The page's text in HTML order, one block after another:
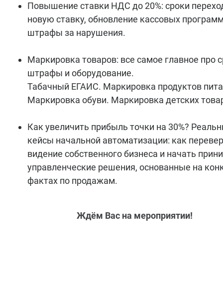
Повышение ставки НДС до 20%: сроки
новую ставку, обновление кассовых
штрафы за нарушения.
Маркировка товаров: все самое главное про
штрафы и оборудование.
Табачный ЕГАИС. Маркировка продуктов
Маркировка обуви. Маркировка детских
Как увеличить прибыль точки на 30%?
кейсы начальной автоматизации: как
видение собственного бизнеса и начать
управленческие решения, основанные на
фактах по продажам.
Ждём Вас на мероприятии!